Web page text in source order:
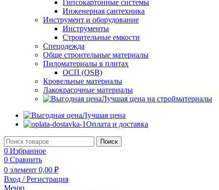
Гипсокартонные системы
Инженерная сантехника
Инструмент и оборудование
Инструменты
Строительные емкости
Спецодежда
Обще строительные материалы
Пиломатериалы в плитах
ОСП (OSB)
Кровельные материалы
Лакокрасочные материалы
Лучшая цена на стройматериалы
Лучшая цена
Оплата и доставка
Поиск
0 Избранное
0 Сравнить
0 элемент 0,00 ₽
Вход / Регистрация
Меню